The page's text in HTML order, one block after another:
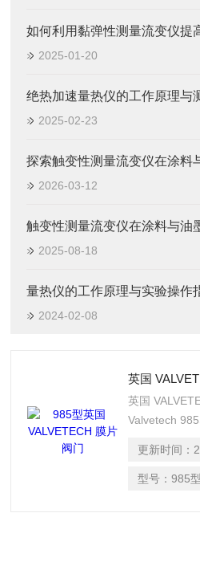
如何利用黏弹性测量流变仪提
2025-01-20
绝热加速量热仪的工作原理与
2025-02-23
探索触变性测量流变仪在涂料
2026-03-12
触变性测量流变仪在涂料与油
2025-08-18
量热仪的工作原理与实验操作
2024-02-08
英国
英国
Valvetech
塑料盖上有
堆积，并且
更新时间：
型号：985型